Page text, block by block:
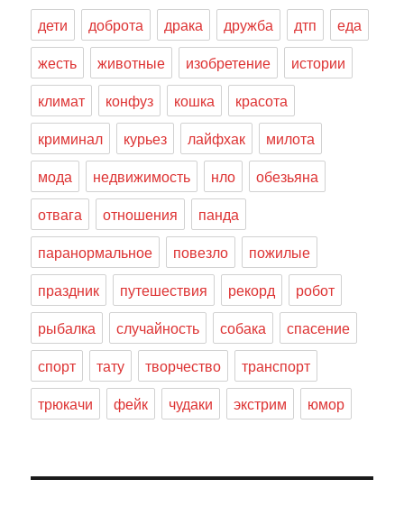
дети доброта драка дружба дтп
еда
жесть
животные изобретение
истории
климат
конфуз кошка
красота
криминал
курьез лайфхак
милота
мода
недвижимость нло
обезьяна
отвага
отношения
панда
паранормальное
повезло
пожилые
праздник
путешествия рекорд
робот
рыбалка
случайность собака
спасение
спорт
тату творчество
транспорт
трюкачи
фейк чудаки экстрим юмор